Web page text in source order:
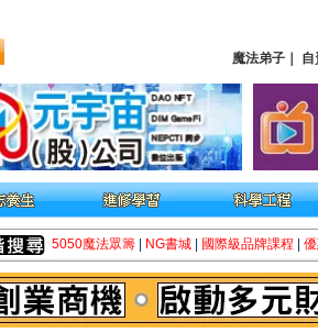
魔法弟子 自
5050魔法眾籌 NG書城 國際級品牌課程